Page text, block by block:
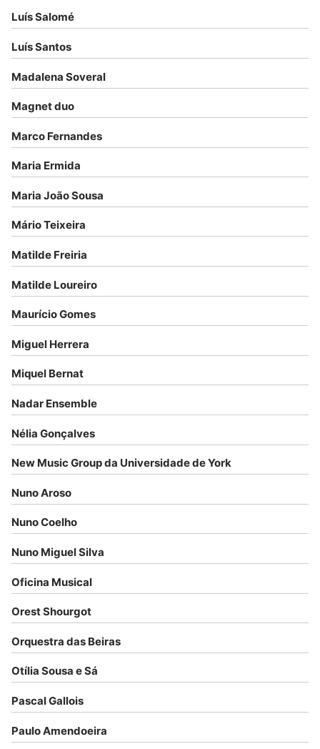
Luís Salomé
Luís Santos
Madalena Soveral
Magnet duo
Marco Fernandes
Maria Ermida
Maria João Sousa
Mário Teixeira
Matilde Freiria
Matilde Loureiro
Maurício Gomes
Miguel Herrera
Miquel Bernat
Nadar Ensemble
Nélia Gonçalves
New Music Group da Universidade de York
Nuno Aroso
Nuno Coelho
Nuno Miguel Silva
Oficina Musical
Orest Shourgot
Orquestra das Beiras
Otília Sousa e Sá
Pascal Gallois
Paulo Amendoeira